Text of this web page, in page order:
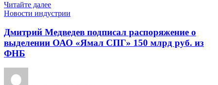
Читайте далее
Новости индустрии
Дмитрий Медведев подписал распоряжение о
выделении ОАО «Ямал СПГ» 150 млрд руб. из
ФНБ